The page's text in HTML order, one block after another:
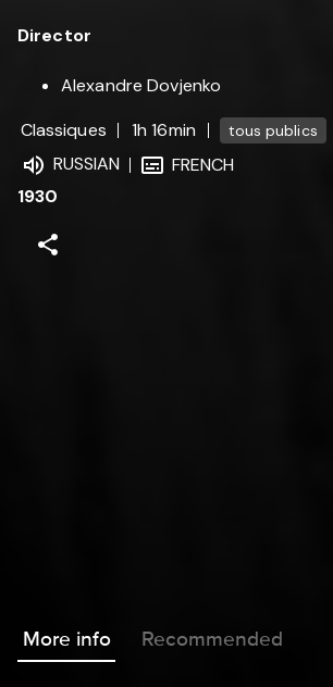
Director
Alexandre Dovjenko
Classiques
1h 16min tous publics
RUSSIAN
FRENCH
1930
More info Recommended